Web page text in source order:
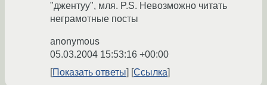
"джентуу", мля. P.S. Невозможно читать
неграмотные посты
anonymous
05.03.2004 15:53:16 +00:00
Показать ответы
Ссылка